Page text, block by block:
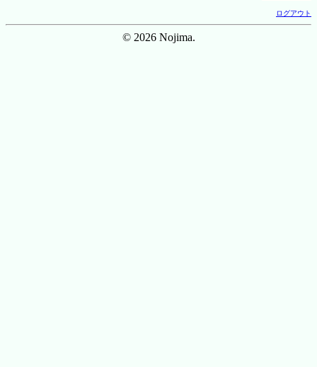
ログアウト
© 2026 Nojima.